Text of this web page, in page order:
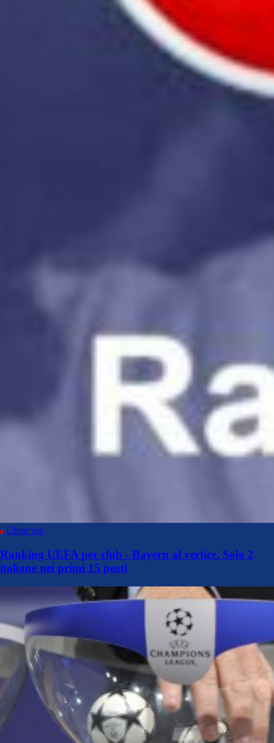
Ultim’ora
Ranking UEFA per club - Bayern al vertice. Solo 2
italiane nei primi 15 posti